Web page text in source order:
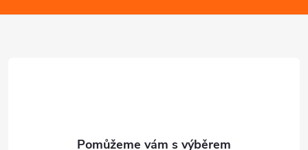
s
a